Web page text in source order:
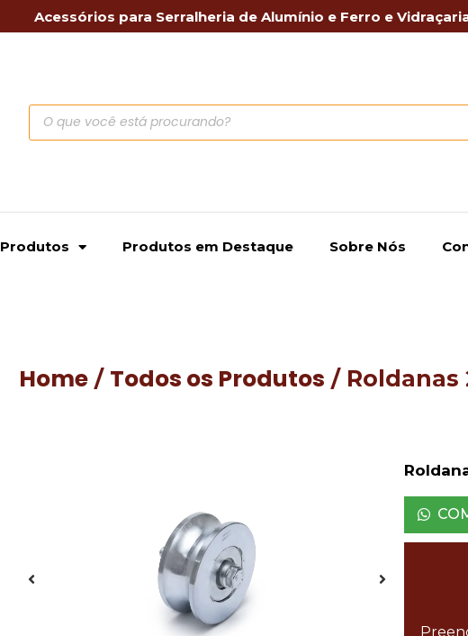
Acessórios para Serralheria de Alumínio e Ferro e
Produtos Produtos em Destaque Sobre Nós
Home / Todos os Produtos / Roldanas